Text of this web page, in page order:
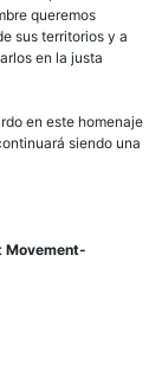
queremos
sus territorios y a
en la justa
en este homenaje
siendo una
Movement-